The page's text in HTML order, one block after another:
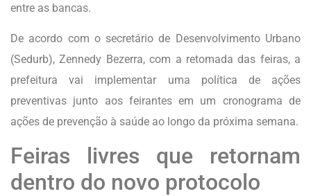
entre as bancas.
De acordo com o secretário de Desenvolvimento Urbano
(Sedurb), Zennedy Bezerra, com a retomada das feiras, a
prefeitura vai implementar uma política de ações
preventivas junto aos feirantes em um cronograma de
ações de prevenção à saúde ao longo da próxima semana.
Feiras livres que retornam
dentro do novo protocolo